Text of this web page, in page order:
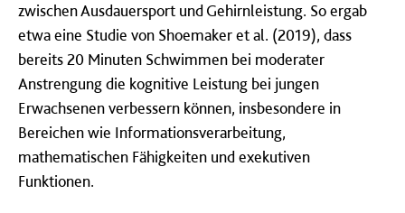
zwischen Ausdauersport und Gehirnleistung. So ergab
etwa eine Studie von Shoemaker et al. (2019), dass
bereits 20 Minuten Schwimmen bei moderater
Anstrengung die kognitive Leistung bei jungen
Erwachsenen verbessern können, insbesondere in
Bereichen wie Informationsverarbeitung,
mathematischen Fähigkeiten und exekutiven
Funktionen.